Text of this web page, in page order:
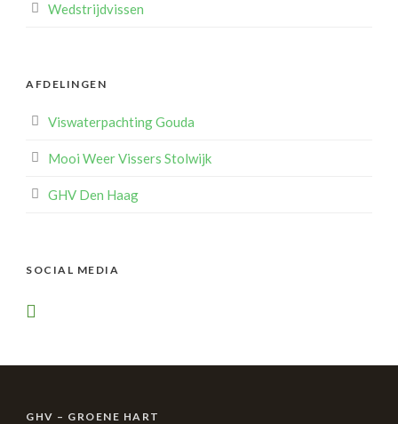
Wedstrijdvissen
AFDELINGEN
Viswaterpachting Gouda
Mooi Weer Vissers Stolwijk
GHV Den Haag
SOCIAL MEDIA
GHV – GROENE HART